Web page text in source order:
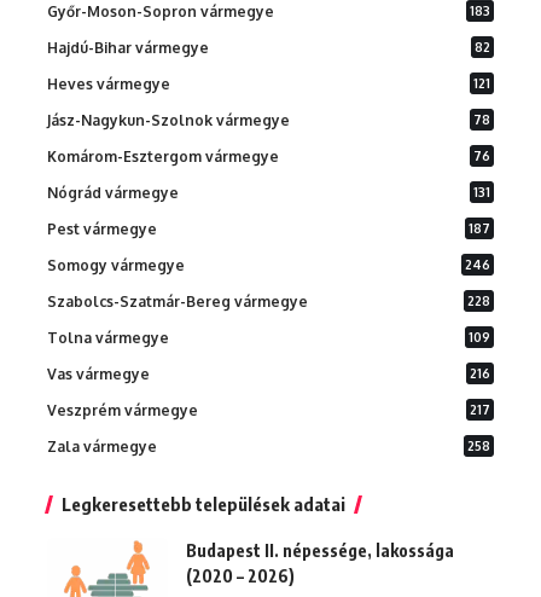
Győr-Moson-Sopron vármegye 183
Hajdú-Bihar vármegye 82
Heves vármegye 121
Jász-Nagykun-Szolnok vármegye 78
Komárom-Esztergom vármegye 76
Nógrád vármegye 131
Pest vármegye 187
Somogy vármegye 246
Szabolcs-Szatmár-Bereg vármegye 228
Tolna vármegye 109
Vas vármegye 216
Veszprém vármegye 217
Zala vármegye 258
Legkeresettebb települések adatai
Budapest II. népessége, lakossága
(2020 – 2026)